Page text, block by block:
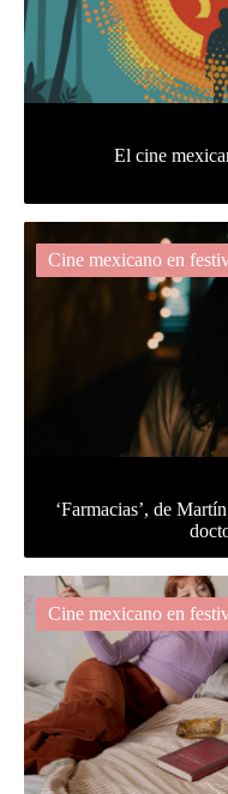
El cine
Cine mexicano en
‘Farmacias’, de
Cine mexicano en